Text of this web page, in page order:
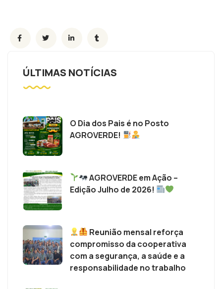
ÚLTIMAS NOTÍCIAS
O Dia dos Pais é no Posto
AGROVERDE!
AGROVERDE em Ação –
Edição Julho de 2026!
Reunião mensal reforça
compromisso da cooperativa
com a segurança, a saúde e a
responsabilidade no trabalho